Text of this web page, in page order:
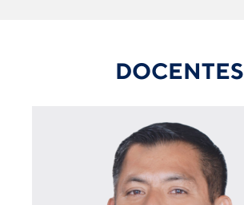
DOCENTES